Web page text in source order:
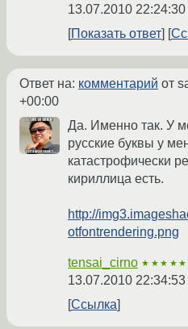
13.07.2010
Показать ответ
Ответ на: комментарий от
+00:00
Да. Именно так. У
русские буквы у
катастрофически
кириллица есть.
http://
otfontrendering.png
tensai_cirno ★★★★★
13.07.2010
Ссылка